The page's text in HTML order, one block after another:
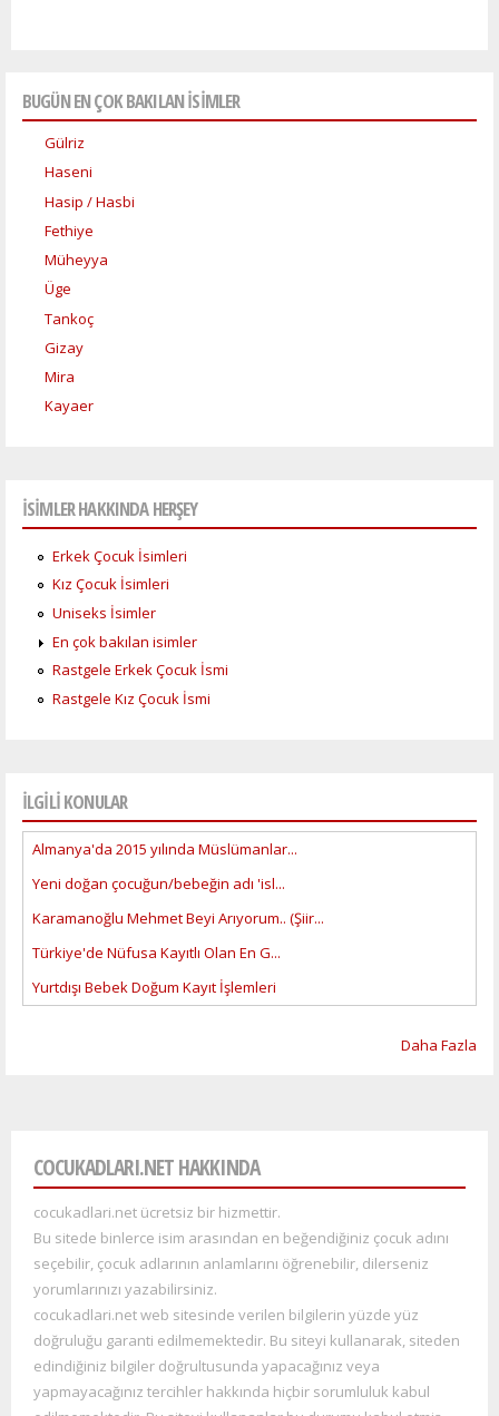
BUGÜN EN ÇOK BAKILAN İSİMLER
Gülriz
Haseni
Hasip / Hasbi
Fethiye
Müheyya
Üge
Tankoç
Gizay
Mira
Kayaer
İSİMLER HAKKINDA HERŞEY
Erkek Çocuk İsimleri
Kız Çocuk İsimleri
Uniseks İsimler
En çok bakılan isimler
Rastgele Erkek Çocuk İsmi
Rastgele Kız Çocuk İsmi
İLGİLİ KONULAR
Almanya'da 2015 yılında Müslümanlar...
Yeni doğan çocuğun/bebeğin adı 'isl...
Karamanoğlu Mehmet Beyi Arıyorum.. (Şiir...
Türkiye'de Nüfusa Kayıtlı Olan En G...
Yurtdışı Bebek Doğum Kayıt İşlemleri
Daha Fazla
COCUKADLARI.NET HAKKINDA
cocukadlari.net ücretsiz bir hizmettir.
Bu sitede binlerce isim arasından en beğendiğiniz çocuk adını
seçebilir, çocuk adlarının anlamlarını öğrenebilir, dilerseniz
yorumlarınızı yazabilirsiniz.
cocukadlari.net web sitesinde verilen bilgilerin yüzde yüz
doğruluğu garanti edilmemektedir. Bu siteyi kullanarak, siteden
edindiğiniz bilgiler doğrultusunda yapacağınız veya
yapmayacağınız tercihler hakkında hiçbir sorumluluk kabul